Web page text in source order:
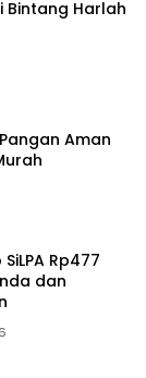
Bintang Harlah
Aman
Rp477
dan